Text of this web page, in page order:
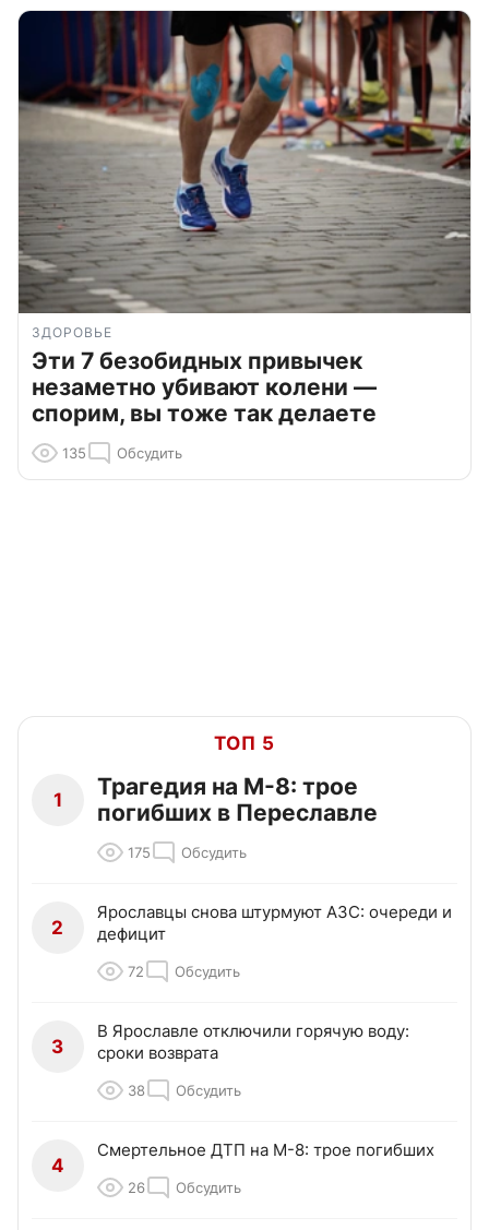
ЗДОРОВЬЕ
Эти 7 безобидных привычек
незаметно убивают колени —
спорим, вы тоже так делаете
135 Обсудить
ТОП 5
1
Трагедия на М-8: трое
погибших в Переславле
175 Обсудить
2
Ярославцы снова штурмуют АЗС: очереди и
дефицит
72 Обсудить
3
В Ярославле отключили горячую воду:
сроки возврата
38 Обсудить
4
Смертельное ДТП на М-8: трое погибших
26 Обсудить